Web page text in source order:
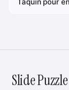
Slide Puzzle